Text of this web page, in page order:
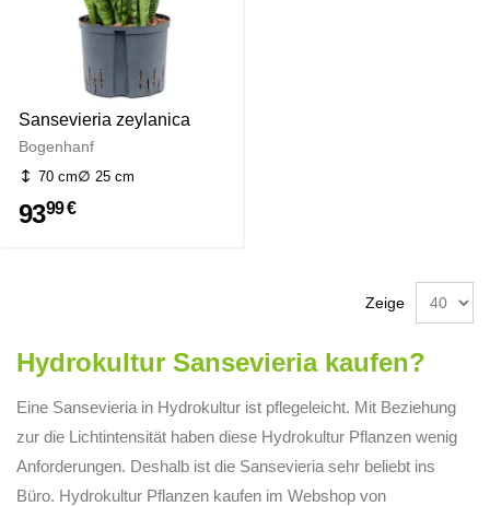
Sansevieria zeylanica
Bogenhanf
70 cm 25 cm
9399 €
Zeige
Hydrokultur Sansevieria kaufen?
Eine Sansevieria in Hydrokultur ist pflegeleicht. Mit Beziehung
zur die Lichtintensität haben diese Hydrokultur Pflanzen wenig
Anforderungen. Deshalb ist die Sansevieria sehr beliebt ins
Büro. Hydrokultur Pflanzen kaufen im Webshop von